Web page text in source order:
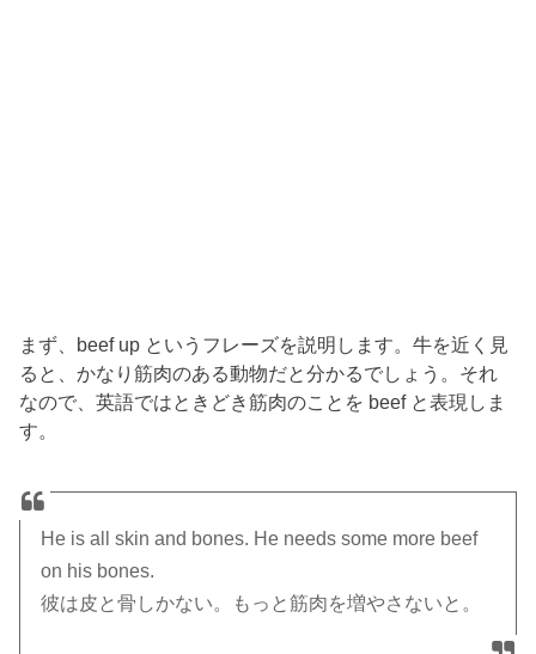
まず、beef up というフレーズを説明します。牛を近く見
ると、かなり筋肉のある動物だと分かるでしょう。それ
なので、英語ではときどき筋肉のことを beef と表現しま
す。
He is all skin and bones. He needs some more beef
on his bones.
彼は皮と骨しかない。もっと筋肉を増やさないと。